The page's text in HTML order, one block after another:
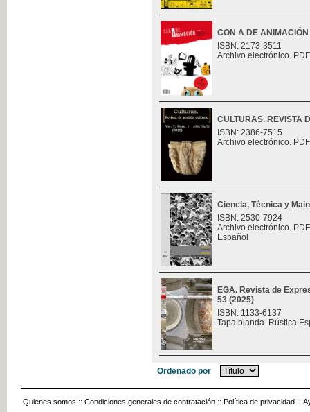
CON A DE ANIMACIÓN
ISBN: 2173-3511
Archivo electrónico.
CULTURAS. REVISTA
ISBN: 2386-7515
Archivo electrónico.
Ciencia, Técnica y
ISBN: 2530-7924
Archivo electrónico.
Español
EGA. Revista de
53 (2025)
ISBN: 1133-6137
Tapa blanda. Rústica
Ordenado por
Quienes somos :: Condiciones generales de contratación :: Política de privacidad ::